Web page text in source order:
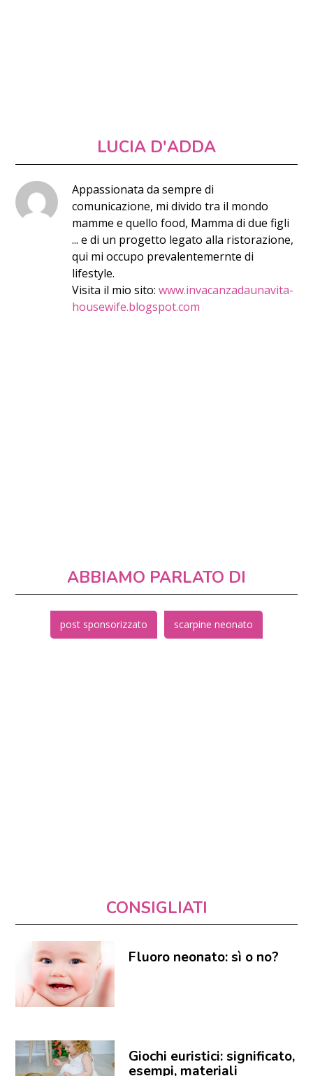
LUCIA D'ADDA
Appassionata da sempre di
comunicazione, mi divido tra il mondo
mamme e quello food, Mamma di due figli
... e di un progetto legato alla ristorazione,
qui mi occupo prevalentemernte di
lifestyle.
Visita il mio sito:www.invacanzadaunavita-
housewife.blogspot.com
ABBIAMO PARLATO DI
post sponsorizzato scarpine neonato
CONSIGLIATI
Fluoro neonato: sì o no?
Giochi euristici: significato,
esempi, materiali